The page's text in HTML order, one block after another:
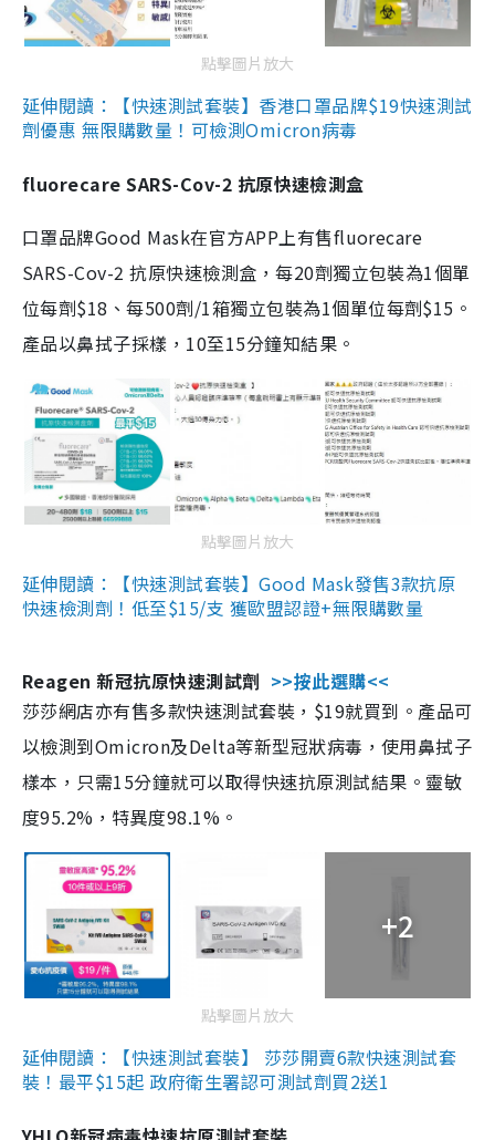
點擊圖片放大
延伸閱讀：【快速測試套裝】香港口罩品牌$19快速測試
劑優惠 無限購數量！可檢測Omicron病毒
fluorecare SARS-Cov-2 抗原快速檢測盒
口罩品牌Good Mask在官方APP上有售fluorecare
SARS-Cov-2 抗原快速檢測盒，每20劑獨立包裝為1個單
位每劑$18、每500劑/1箱獨立包裝為1個單位每劑$15。
產品以鼻拭子採樣，10至15分鐘知結果。
點擊圖片放大
延伸閱讀：【快速測試套裝】Good Mask發售3款抗原
快速檢測劑！低至$15/支 獲歐盟認證+無限購數量
Reagen 新冠抗原快速測試劑 >>按此選購<<
莎莎網店亦有售多款快速測試套裝，$19就買到。產品可
以檢測到Omicron及Delta等新型冠狀病毒，使用鼻拭子
樣本，只需15分鐘就可以取得快速抗原測試結果。靈敏
度95.2%，特異度98.1%。
+2
點擊圖片放大
延伸閱讀：【快速測試套裝】 莎莎開賣6款快速測試套
裝！最平$15起 政府衛生署認可測試劑買2送1